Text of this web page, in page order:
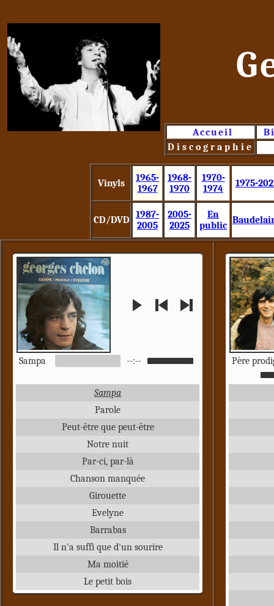
Accueil
Discographie
Vinyls
1965-
1967
1968-
1970
1970-
1974
1975-
CD/DVD 1987-
2005
2005-
2025
En
public
Sampa --:--
Sampa
Parole
Peut-être que peut-être
Notre nuit
Par-ci, par-là
Chanson manquée
Girouette
Evelyne
Barrabas
Il n'a suffi que d'un sourire
Ma moitié
Le petit bois
Père